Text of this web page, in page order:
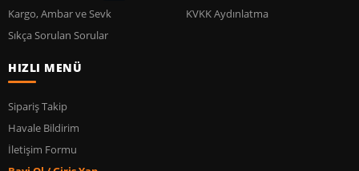
Kargo, Ambar ve Sevk
Sıkça Sorulan Sorular
KVKK Aydınlatma
HIZLI MENÜ
Sipariş Takip
Havale Bildirim
İletişim Formu